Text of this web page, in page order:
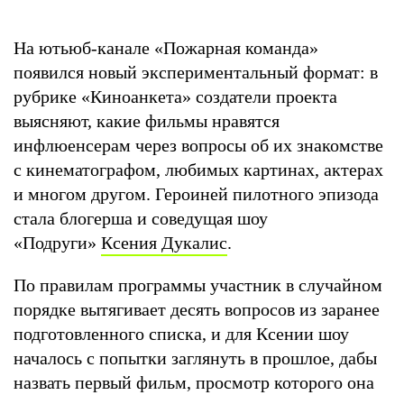
На ютьюб-канале «Пожарная команда»
появился новый экспериментальный формат: в
рубрике «Киноанкета» создатели проекта
выясняют, какие фильмы нравятся
инфлюенсерам через вопросы об их знакомстве
с кинематографом, любимых картинах, актерах
и многом другом. Героиней пилотного эпизода
стала блогерша и соведущая шоу
«Подруги» Ксения Дукалис.
По правилам программы участник в случайном
порядке вытягивает десять вопросов из заранее
подготовленного списка, и для Ксении шоу
началось с попытки заглянуть в прошлое, дабы
назвать первый фильм, просмотр которого она